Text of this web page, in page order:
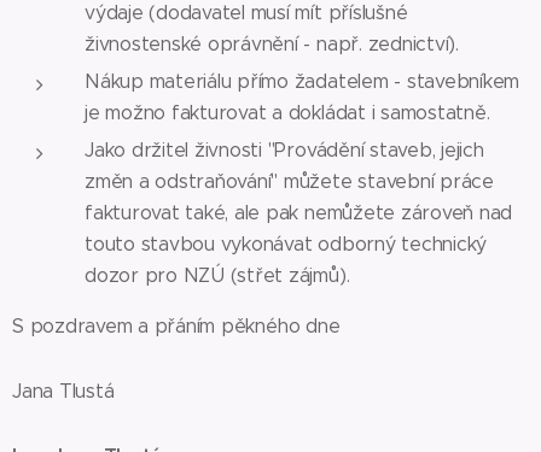
výdaje (dodavatel musí mít příslušné
živnostenské oprávnění - např. zednictví).
Nákup materiálu přímo žadatelem - stavebníkem
je možno fakturovat a dokládat i samostatně.
Jako držitel živnosti "Provádění staveb, jejich
změn a odstraňování" můžete stavební práce
fakturovat také, ale pak nemůžete zároveň nad
touto stavbou vykonávat odborný technický
dozor pro NZÚ (střet zájmů).
S pozdravem a přáním pěkného dne
Jana Tlustá